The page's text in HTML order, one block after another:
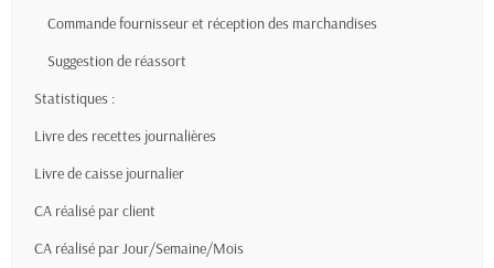
Commande fournisseur et réception des marchandises
Suggestion de réassort
Statistiques :
Livre des recettes journalières
Livre de caisse journalier
CA réalisé par client
CA réalisé par Jour/Semaine/Mois